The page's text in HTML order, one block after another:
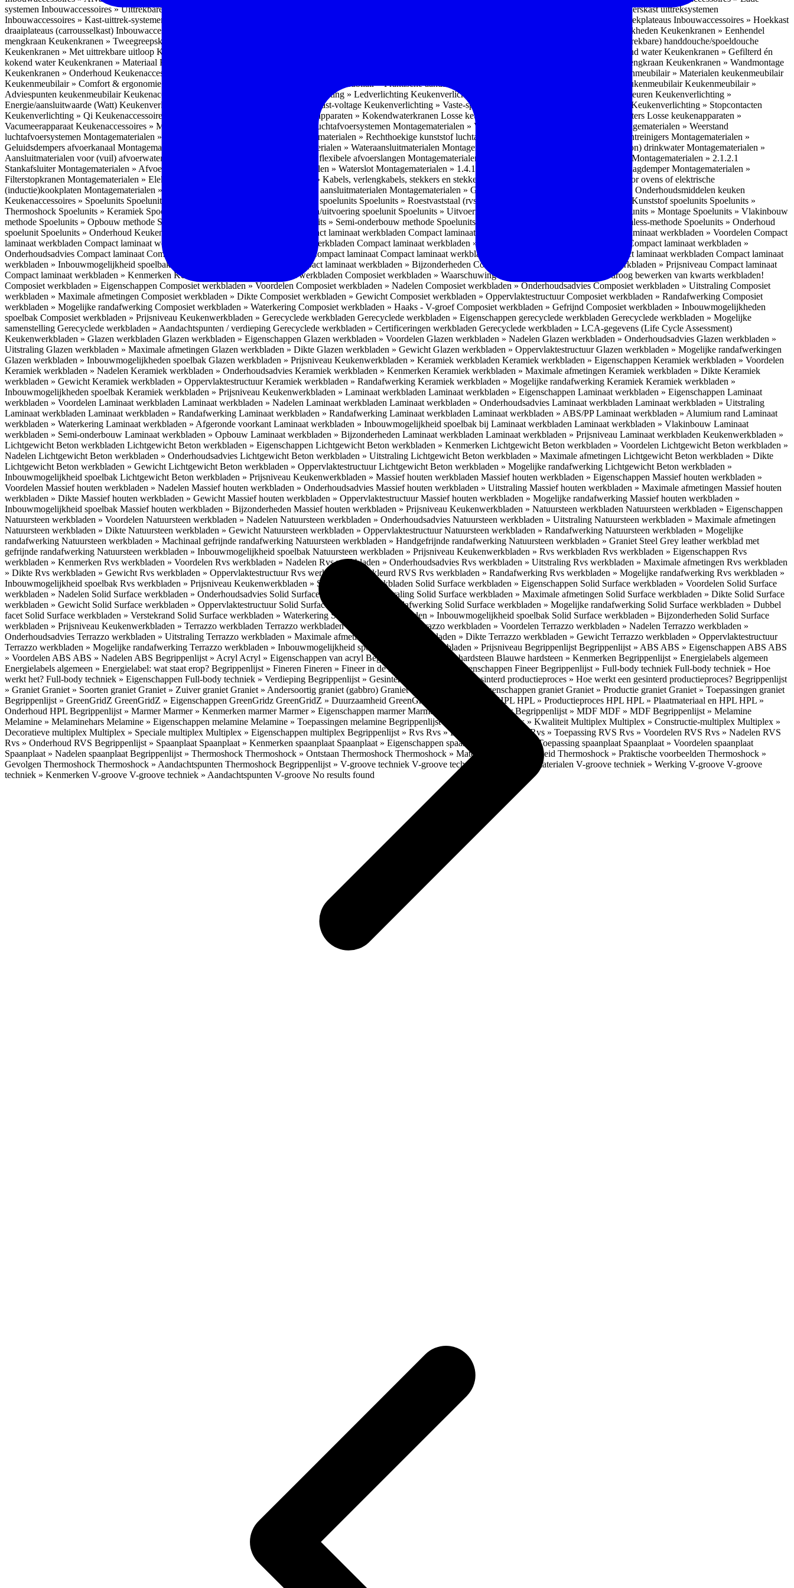
systemen Inbouwaccessoires » Uittrekbare ladesystemen
Inbouwaccessoires » Apothekerskast uittreksystemen
Inbouwaccessoires » Kast-uittrek-systemen
Inbouwaccessoires » Hoekkast uittrekplateaus Inbouwaccessoires » Hoekkast
draaiplateaus (carrousselkast) Inbouwaccessoires » Onderhoud Keukenkranen » Bedieningsmogelijkheden Keukenkranen » Eenhendel
mengkraan Keukenkranen » Tweegreepskraan
Keukenkranen » Met (uitrekbare) handdouche/spoeldouche
Keukenkranen » Met uittrekbare uitloop Keukenkranen » Gefilterd water Keukenkranen » Kokend waterKeukenkranen » Gefilterd én
kokend waterKeukenkranen » Materiaal Keukenkranen » Pvd Techniek (pvd) Keukenkranen » Bladmengkraan Keukenkranen » Wandmontage
Keukenkranen » Onderhoud Keukenaccessoires » Keukenmeubilair
Keukenmeubilair » Materialen keukenmeubilair
Keukenmeubilair » Comfort & ergonomie
Keukenmeubilair » Praktische aandachtspunten Keukenmeubilair » Duurzaamheid keukenmeubilairKeukenmeubilair »
Adviespunten keukenmeubilairKeukenaccessoires » Keukenverlichting Keukenverlichting » Ledverlichting Keukenverlichting » Installatie Keukenverlichting » Lichtkleuren Keukenverlichting »
Energie/aansluitwaarde (Watt) Keukenverlichting » Leddriver Keukenverlichting » Vast-voltage Keukenverlichting » Vaste-spanning
Keukenverlichting » Stopcontacten
Keukenverlichting » Qi Keukenaccessoires » Losse keukenapparaten Losse keukenapparaten » Kokendwaterkranen Losse keukenapparaten » Plintverwarming/plintheaters Losse keukenapparaten »
Vacumeerapparaat Keukenaccessoires » Montagematerialen Montagematerialen » Luchtafvoersystemen Montagematerialen » Verschillende Luchtafvoersystemen
Montagematerialen » Weerstand
luchtafvoersystemen Montagematerialen » Flexibele (ronde) afvoerslangen Montagematerialen » Rechthoekige kunststof luchtafvoersystemen Montagematerialen » Luchtreinigers Montagematerialen »
Geluidsdempers afvoerkanaal Montagematerialen » Aansluitmaterialen Montagematerialen » Wateraansluitmaterialen Montagematerialen » Aansluitmateriaal voor (schoon) drinkwaterMontagematerialen »
Aansluitmaterialen voor (vuil) afvoerwater sifons
Montagematerialen » 1.2.1 Ronde flexibele afvoerslangen Montagematerialen » Dempingsysteem van lades en deuren Montagematerialen » 2.1.2.1
StankafsluiterMontagematerialen » Afvoerpluggen t.b.v. spoelunits Montagematerialen » Waterslot Montagematerialen » 1.4.1 Plasmafilter Montagematerialen » WaterslagdemperMontagematerialen »
Filterstopkranen Montagematerialen » Elektra aansluitmateriaal Montagematerialen » Kabels, verlengkabels, stekkers en stekkerblokken
Montagematerialen » Kabels voor ovens of elektrische
(inductie)kookplaten Montagematerialen » Combiregelaar Montagematerialen » Gas aansluitmaterialen Montagematerialen » Gasaansluitmaterialen
Montagematerialen » Onderhoudsmiddelen keuken
Keukenaccessoires » Spoelunits Spoelunits » Types/soorten Spoelunits » Materialen spoelunits Spoelunits » Roestvaststaal (rvs) Spoelunits » Kunststof spoelunits Spoelunits »
Thermoshock Spoelunits » Keramiek Spoelunits » Tegelbakken Spoelunits » Design/uitvoering spoelunit Spoelunits » Uitvoering Spoelunits » Montage Spoelunits » Vlakinbouw
methode Spoelunits » Opbouw methode Spoelunits » Onderbouw methode Spoelunits » Semi-onderbouw methode Spoelunits » Tussenbouw methode Spoelunits » Rimless-methode Spoelunits » Onderhoud
spoelunit Spoelunits » Onderhoud Keukenwerkbladen Keukenwerkbladen » Compact laminaat werkbladen Compact laminaat werkbladen » Eigenschappen
Compact laminaat werkbladen » Voordelen Compact
laminaat werkbladen Compact laminaat werkbladen » Nadelen Compact laminaat werkbladen Compact laminaat werkbladen » Nanotech massief laminaat werkbladen
Compact laminaat werkbladen »
Onderhoudsadvies Compact laminaat Compact laminaat werkbladen » Uitstraling Compact laminaat Compact laminaat werkbladen » Mogelijke randafwerking Compact laminaat werkbladen Compact laminaat
werkbladen » Inbouwmogelijkheid spoelbak Compact laminaat werkbladen
Compact laminaat werkbladen » Bijzonderheden Compact laminaat
Compact laminaat werkbladen » Prijsniveau Compact laminaat
Compact laminaat werkbladen » Kenmerken Keukenwerkbladen » Composiet werkbladen Composiet werkbladen » Waarschuwing Monteurs: bescherm je bij het droog bewerken van kwarts werkbladen!
Composiet werkbladen » Eigenschappen Composiet werkbladen » Voordelen Composiet werkbladen » Nadelen Composiet werkbladen » OnderhoudsadviesComposiet werkbladen » Uitstraling Composiet
werkbladen » Maximale afmetingen Composiet werkbladen » Dikte Composiet werkbladen » Gewicht Composiet werkbladen » OppervlaktestructuurComposiet werkbladen » Randafwerking Composiet
werkbladen » Mogelijke randafwerking Composiet werkbladen » Waterkering Composiet werkbladen » Haaks - V-groefComposiet werkbladen » Gefrijnd Composiet werkbladen » Inbouwmogelijkheden
spoelbak Composiet werkbladen » Prijsniveau Keukenwerkbladen » Gerecyclede werkbladen Gerecyclede werkbladen » Eigenschappen gerecyclede werkbladen Gerecyclede werkbladen » Mogelijke
samenstelling Gerecyclede werkbladen » Aandachtspunten / verdieping Gerecyclede werkbladen » Certificeringen werkbladen Gerecyclede werkbladen » LCA-gegevens (Life Cycle Assessment)
Keukenwerkbladen » Glazen werkbladen Glazen werkbladen » Eigenschappen Glazen werkbladen » Voordelen Glazen werkbladen » Nadelen Glazen werkbladen » Onderhoudsadvies Glazen werkbladen »
Uitstraling Glazen werkbladen » Maximale afmetingen Glazen werkbladen » Dikte Glazen werkbladen » Gewicht Glazen werkbladen » OppervlaktestructuurGlazen werkbladen » Mogelijke randafwerkingen
Glazen werkbladen » Inbouwmogelijkheden spoelbak Glazen werkbladen » Prijsniveau Keukenwerkbladen » Keramiek werkbladen Keramiek werkbladen » Eigenschappen Keramiek werkbladen » Voordelen
Keramiek werkbladen » Nadelen Keramiek werkbladen » Onderhoudsadvies Keramiek werkbladen » Kenmerken Keramiek werkbladen » Maximale afmetingen Keramiek werkbladen » Dikte Keramiek
werkbladen » Gewicht Keramiek werkbladen » OppervlaktestructuurKeramiek werkbladen » Randafwerking Keramiek werkbladen » Mogelijke randafwerking Keramiek Keramiek werkbladen »
Inbouwmogelijkheden spoelbak Keramiek werkbladen » Prijsniveau Keukenwerkbladen » Laminaat werkbladen Laminaat werkbladen » Eigenschappen Laminaat werkbladen » Eigenschappen Laminaat
werkbladen » Voordelen Laminaat werkbladen Laminaat werkbladen » Nadelen Laminaat werkbladen Laminaat werkbladen » Onderhoudsadvies Laminaat werkbladen Laminaat werkbladen » Uitstraling
Laminaat werkbladen Laminaat werkbladen » Randafwerking Laminaat werkbladen » Randafwerking Laminaat werkbladen Laminaat werkbladen » ABS/PPLaminaat werkbladen » Alumium rand Laminaat
werkbladen » Waterkering Laminaat werkbladen » Afgeronde voorkant Laminaat werkbladen » Inbouwmogelijkheid spoelbak bij Laminaat werkbladen Laminaat werkbladen » Vlakinbouw Laminaat
werkbladen » Semi-onderbouw Laminaat werkbladen » Opbouw Laminaat werkbladen » Bijzonderheden Laminaat werkbladen Laminaat werkbladen » Prijsniveau Laminaat werkbladen Keukenwerkbladen »
Lichtgewicht Beton werkbladen Lichtgewicht Beton werkbladen » Eigenschappen Lichtgewicht Beton werkbladen » Kenmerken Lichtgewicht Beton werkbladen » Voordelen Lichtgewicht Beton werkbladen »
Nadelen Lichtgewicht Beton werkbladen » Onderhoudsadvies Lichtgewicht Beton werkbladen » Uitstraling Lichtgewicht Beton werkbladen » Maximale afmetingen Lichtgewicht Beton werkbladen » Dikte
Lichtgewicht Beton werkbladen » Gewicht Lichtgewicht Beton werkbladen » OppervlaktestructuurLichtgewicht Beton werkbladen » Mogelijke randafwerking Lichtgewicht Beton werkbladen »
Inbouwmogelijkheid spoelbak Lichtgewicht Beton werkbladen » Prijsniveau Keukenwerkbladen » Massief houten werkbladen Massief houten werkbladen » Eigenschappen Massief houten werkbladen »
Voordelen Massief houten werkbladen » Nadelen Massief houten werkbladen » Onderhoudsadvies Massief houten werkbladen » Uitstraling Massief houten werkbladen » Maximale afmetingen Massief houten
werkbladen » Dikte Massief houten werkbladen » Gewicht Massief houten werkbladen » OppervlaktestructuurMassief houten werkbladen » Mogelijke randafwerking Massief houten werkbladen »
Inbouwmogelijkheid spoelbak Massief houten werkbladen » Bijzonderheden Massief houten werkbladen » Prijsniveau Keukenwerkbladen » Natuursteen werkbladen Natuursteen werkbladen » Eigenschappen
Natuursteen werkbladen » Voordelen Natuursteen werkbladen » Nadelen Natuursteen werkbladen » Onderhoudsadvies Natuursteen werkbladen » Uitstraling Natuursteen werkbladen » Maximale afmetingen
Natuursteen werkbladen » Dikte Natuursteen werkbladen » Gewicht Natuursteen werkbladen » OppervlaktestructuurNatuursteen werkbladen » Randafwerking Natuursteen werkbladen » Mogelijke
randafwerking Natuursteen werkbladen » Machinaal gefrijnde randafwerking Natuursteen werkbladen » Handgefrijnde randafwerking Natuursteen werkbladen » Graniet Steel Grey leather werkblad met
gefrijnde randafwerking Natuursteen werkbladen » Inbouwmogelijkheid spoelbak Natuursteen werkbladen » Prijsniveau Keukenwerkbladen » Rvs werkbladen Rvs werkbladen » Eigenschappen Rvs
werkbladen » Kenmerken Rvs werkbladen » Voordelen Rvs werkbladen » Nadelen Rvs werkbladen » Onderhoudsadvies Rvs werkbladen » Uitstraling Rvs werkbladen » Maximale afmetingen Rvs werkbladen
» Dikte Rvs werkbladen » Gewicht Rvs werkbladen » OppervlaktestructuurRvs werkbladen » Gekleurd RVS Rvs werkbladen » Randafwerking Rvs werkbladen » Mogelijke randafwerking Rvs werkbladen »
Inbouwmogelijkheid spoelbak Rvs werkbladen » Prijsniveau Keukenwerkbladen » Solid Surface werkbladen Solid Surface werkbladen » Eigenschappen Solid Surface werkbladen » Voordelen Solid Surface
werkbladen » Nadelen Solid Surface werkbladen » Onderhoudsadvies Solid Surface werkbladen » Uitstraling Solid Surface werkbladen » Maximale afmetingen Solid Surface werkbladen » Dikte Solid Surface
werkbladen » Gewicht Solid Surface werkbladen » Oppervlaktestructuur Solid Surface werkbladen » Randafwerking Solid Surface werkbladen » Mogelijke randafwerking Solid Surface werkbladen » Dubbel
facet Solid Surface werkbladen » Verstekrand Solid Surface werkbladen » WaterkeringSolid Surface werkbladen » Inbouwmogelijkheid spoelbak Solid Surface werkbladen » Bijzonderheden Solid Surface
werkbladen » Prijsniveau Keukenwerkbladen » Terrazzo werkbladen Terrazzo werkbladen » Eigenschappen Terrazzo werkbladen » Voordelen Terrazzo werkbladen » Nadelen Terrazzo werkbladen »
Onderhoudsadvies Terrazzo werkbladen » Uitstraling Terrazzo werkbladen » Maximale afmetingen Terrazzo werkbladen » Dikte Terrazzo werkbladen » Gewicht Terrazzo werkbladen » Oppervlaktestructuur
Terrazzo werkbladen » Mogelijke randafwerking Terrazzo werkbladen » Inbouwmogelijkheid spoelbak Terrazzo werkbladen » Prijsniveau Begrippenlijst Begrippenlijst » ABS ABS » Eigenschappen ABS ABS
» Voordelen ABS ABS » Nadelen ABS Begrippenlijst » Acryl Acryl » Eigenschappen van acryl Begrippenlijst » Blauwe hardsteen Blauwe hardsteen » Kenmerken Begrippenlijst » Energielabels algemeen
Energielabels algemeen » Energielabel: wat staat erop? Begrippenlijst » Fineren Fineren » Fineer in de keuken Fineren » Eigenschappen FineerBegrippenlijst » Full-body techniek Full-body techniek » Hoe
werkt het? Full-body techniek » Eigenschappen Full-body techniek » Verdieping Begrippenlijst » Gesinterd productieproces Gesinterd productieproces » Hoe werkt een gesinterd productieproces? Begrippenlijst
» Graniet Graniet » Soorten graniet Graniet » Zuiver graniet Graniet » Andersoortig graniet (gabbro) Graniet » Gneis Graniet » Eigenschappen graniet Graniet » Productie graniet Graniet » Toepassingen graniet
Begrippenlijst » GreenGridZ GreenGridZ » Eigenschappen GreenGridz GreenGridZ » Duurzaamheid GreenGridz Begrippenlijst » HPL HPL » Productieproces HPL HPL » Plaatmateriaal en HPL HPL »
Onderhoud HPL Begrippenlijst » MarmerMarmer » Kenmerken marmerMarmer » Eigenschappen marmerMarmer » Productie marmerBegrippenlijst » MDF MDF » MDF Begrippenlijst » Melamine
Melamine » Melaminehars Melamine » Eigenschappen melamine Melamine » Toepassingen melamine Begrippenlijst » Multiplex Multiplex » Kwaliteit Multiplex Multiplex » Constructie-multiplex Multiplex »
Decoratieve multiplex Multiplex » Speciale multiplex Multiplex » Eigenschappen multiplex Begrippenlijst » Rvs Rvs » Eigenschappen RVS Rvs » Toepassing RVS Rvs » Voordelen RVS Rvs » Nadelen RVS
Rvs » Onderhoud RVS Begrippenlijst » Spaanplaat Spaanplaat » Kenmerken spaanplaat Spaanplaat » Eigenschappen spaanplaat Spaanplaat » Toepassing spaanplaat Spaanplaat » Voordelen spaanplaat
Spaanplaat » Nadelen spaanplaat Begrippenlijst » Thermoshock Thermoshock » Ontstaan Thermoshock Thermoshock » Materialen & gevoeligheid Thermoshock » Praktische voorbeelden Thermoshock »
Gevolgen Thermoshock Thermoshock » Aandachtspunten Thermoshock Begrippenlijst » V-groove techniek V-groove techniek » Toepasbare materialen V-groove techniek » Werking V-groove V-groove
techniek » Kenmerken V-groove V-groove techniek » Aandachtspunten V-groove No results found